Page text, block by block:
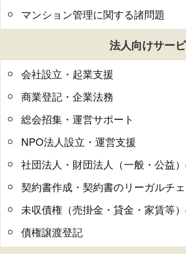
マンション管理に関する諸問題
法人向けサー
会社設立・起業支援
商業登記・企業法務
総会招集・運営サポート
NPO法人設立・運営支援
社団法人・財団法人（一般・公益
契約書作成・契約書のリーガルチ
未収債権（売掛金・貸金・家賃等
債権譲渡登記